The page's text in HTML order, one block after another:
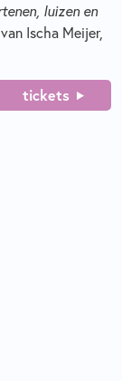
luizen en
van Ischa Meijer,
tickets